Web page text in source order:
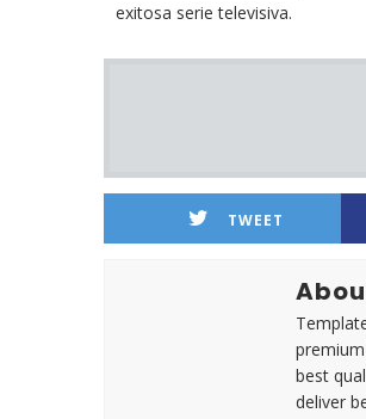
exitosa serie televisiva.
TWEET
best
deliver